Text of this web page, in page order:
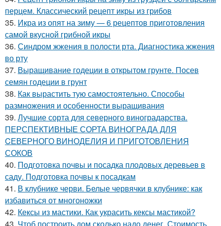
перцем. Классический рецепт икры из грибов
35. Икра из опят на зиму — 6 рецептов приготовления
самой вкусной грибной икры
36. Синдром жжения в полости рта. Диагностика жжения
во рту
37. Выращивание годеции в открытом грунте. Посев
семян годеции в грунт
38. Как вырастить тую самостоятельно. Способы
размножения и особенности выращивания
39. Лучшие сорта для северного виноградарства.
ПЕРСПЕКТИВНЫЕ СОРТА ВИНОГРАДА ДЛЯ
CЕВЕРНОГО ВИНОДЕЛИЯ И ПРИГОТОВЛЕНИЯ
СОКОВ
40. Подготовка почвы и посадка плодовых деревьев в
саду. Подготовка почвы к посадкам
41. В клубнике черви. Белые червячки в клубнике: как
избавиться от многоножки
42. Кексы из мастики. Как украсить кексы мастикой?